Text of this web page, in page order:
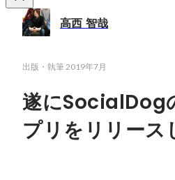
高西 智哉
出版・執筆2019年7月
遂に
プリをリリース